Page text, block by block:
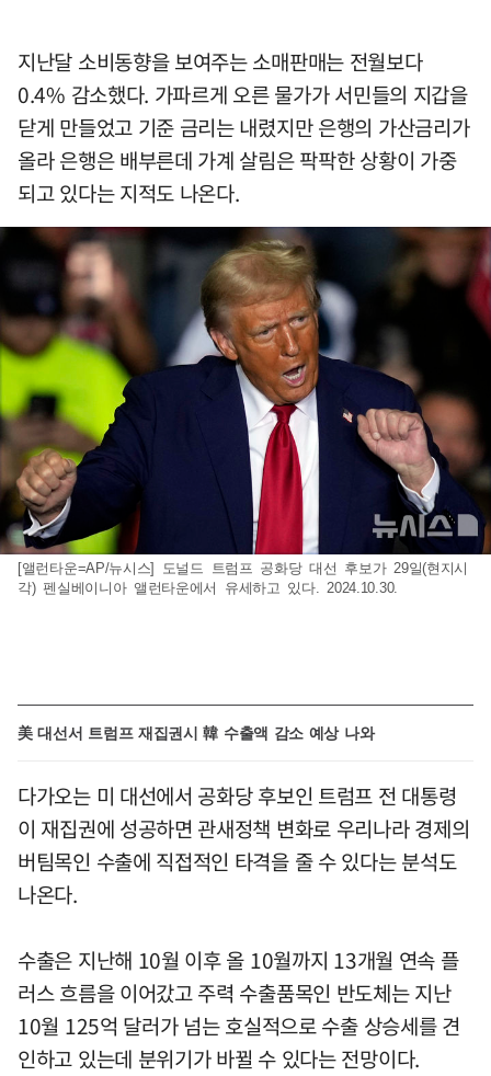
지난달 소비동향을 보여주는 소매판매는 전월보다
0.4% 감소했다. 가파르게 오른 물가가 서민들의 지갑을
닫게 만들었고 기준 금리는 내렸지만 은행의 가산금리가
올라 은행은 배부른데 가계 살림은 팍팍한 상황이 가중
되고 있다는 지적도 나온다.
[앨런타운=AP/뉴시스] 도널드 트럼프 공화당 대선 후보가 29일(현지시
각) 펜실베이니아 앨런타운에서 유세하고 있다. 2024.10.30.
美 대선서 트럼프 재집권시 韓 수출액 감소 예상 나와
다가오는 미 대선에서 공화당 후보인 트럼프 전 대통령
이 재집권에 성공하면 관새정책 변화로 우리나라 경제의
버팀목인 수출에 직접적인 타격을 줄 수 있다는 분석도
나온다.
수출은 지난해 10월 이후 올 10월까지 13개월 연속 플
러스 흐름을 이어갔고 주력 수출품목인 반도체는 지난
10월 125억 달러가 넘는 호실적으로 수출 상승세를 견
인하고 있는데 분위기가 바뀔 수 있다는 전망이다.